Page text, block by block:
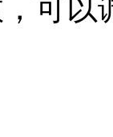
可以